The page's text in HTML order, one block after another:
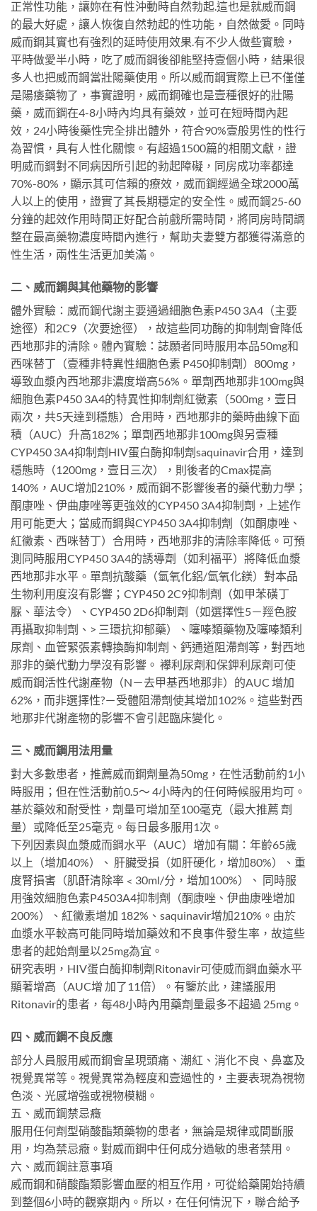
正常性功能，讓妳在有性沖動時自然勃起.這也是就威而鋼
的最大好處，讓人恢復自然勃起的性功能，自然做愛。同時
威而鋼其實也有強烈的延時使用效果.有不少人做些實驗，
平時做愛半小時，吃了威而鋼後卻能堅持壹個小時，結果很
多人也把威而鋼當壯陽藥使用。所以威而鋼實際上已不僅僅
是陽痿藥物了，事實證明，威而鋼確也是壹種很好的壯陽
藥，威而鋼在4-8小時內均具有藥效，並可在短時間內起
效，24小時後藥性完全排出體外，符合90%壹般男性的性行
為習慣，具有人性化關懷。有超過1500篇的相關文獻，證
明威而鋼對不同病因所引起的勃起障礙，同房成功率都達
70%-80%，顯示其可信賴的療效，威而鋼經過全球2000萬
人以上的使用，證實了其長期穩定的安全性。威而鋼25-60
分鐘的起效作用時間正好配合前戲所需時間，將同房時間調
整在最高藥物濃度時間內進行，幫助夫妻雙方都獲得滿意的
性生活，兩性生活更加美滿。
二、威而鋼與其他藥物的影響
體外實驗：威而鋼代謝主要通過細胞色素P450 3A4（主要
途徑）和2C9（次要途徑），故這些同功酶的抑制劑會降低
西地那非的清除。體內實驗：誌願者同時服用本品50mg和
西咪替丁（壹種非特異性細胞色素 P450抑制劑）800mg，
導致血漿內西地那非濃度增高56%。單劑西地那非100mg與
細胞色素P450 3A4的特異性抑制劑紅黴素（500mg，壹日
兩次，共5天達到穩態）合用時，西地那非的藥時曲線下面
積（AUC）升高182%；單劑西地那非100mg與另壹種
CYP450 3A4抑制劑HIV蛋白酶抑制劑saquinavir合用，達到
穩態時（1200mg，壹日三次），則後者的Cmax提高
140%，AUC增加210%，威而鋼不影響後者的藥代動力學；
酮康唑、伊曲康唑等更強效的CYP450 3A4抑制劑，上述作
用可能更大；當威而鋼與CYP450 3A4抑制劑（如酮康唑、
紅黴素、西咪替丁）合用時，西地那非的清除率降低。可預
測同時服用CYP450 3A4的誘導劑（如利福平）將降低血漿
西地那非水平。單劑抗酸藥（氫氧化鋁/氫氧化鎂）對本品
生物利用度沒有影響；CYP450 2C9抑制劑（如甲苯磺丁
脲、華法令）、CYP450 2D6抑制劑（如選擇性5－羥色胺
再攝取抑制劑、> 三環抗抑郁藥）、噻嗪類藥物及噻嗪類利
尿劑、血管緊張素轉換酶抑制劑、鈣通道阻滯劑等，對西地
那非的藥代動力學沒有影響。 襻利尿劑和保鉀利尿劑可使
威而鋼活性代謝產物（N－去甲基西地那非）的AUC 增加
62%，而非選擇性?－受體阻滯劑使其增加102%。這些對西
地那非代謝產物的影響不會引起臨床變化。
三、威而鋼用法用量
對大多數患者，推薦威而鋼劑量為50mg，在性活動前約1小
時服用；但在性活動前0.5～ 4小時內的任何時候服用均可。
基於藥效和耐受性，劑量可增加至100毫克（最大推薦 劑
量）或降低至25毫克。每日最多服用1次。
下列因素與血漿威而鋼水平（AUC）增加有關：年齡65歲
以上（增加40%）、 肝臟受損（如肝硬化，增加80%）、重
度腎損害（肌酐清除率﹤30ml/分，增加100%）、 同時服
用強效細胞色素P4503A4抑制劑（酮康唑、伊曲康唑增加
200%）、紅黴素增加 182%、saquinavir增加210%。由於
血漿水平較高可能同時增加藥效和不良事件發生率，故這些
患者的起始劑量以25mg為宜。
研究表明，HIV蛋白酶抑制劑Ritonavir可使威而鋼血藥水平
顯著增高（AUC增 加了11倍）。有鑒於此，建議服用
Ritonavir的患者，每48小時內用藥劑量最多不超過 25mg。
四、威而鋼不良反應
部分人員服用威而鋼會呈現頭痛、潮紅、消化不良、鼻塞及
視覺異常等。視覺異常為輕度和壹過性的，主要表現為視物
色淡、光感增強或視物模糊。
五、威而鋼禁忌癥
服用任何劑型硝酸酯類藥物的患者，無論是規律或間斷服
用，均為禁忌癥。對威而鋼中任何成分過敏的患者禁用。
六、威而鋼註意事項
威而鋼和硝酸酯類影響血壓的相互作用，可從給藥開始持續
到整個6小時的觀察期內。所以，在任何情況下，聯合給予